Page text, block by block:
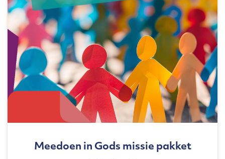
Meedoen in Gods missie pakket